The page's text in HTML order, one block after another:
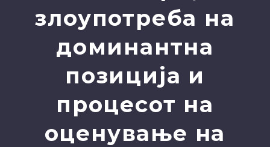
злоупотреба на
доминантна
позиција и
процесот на
оценување на